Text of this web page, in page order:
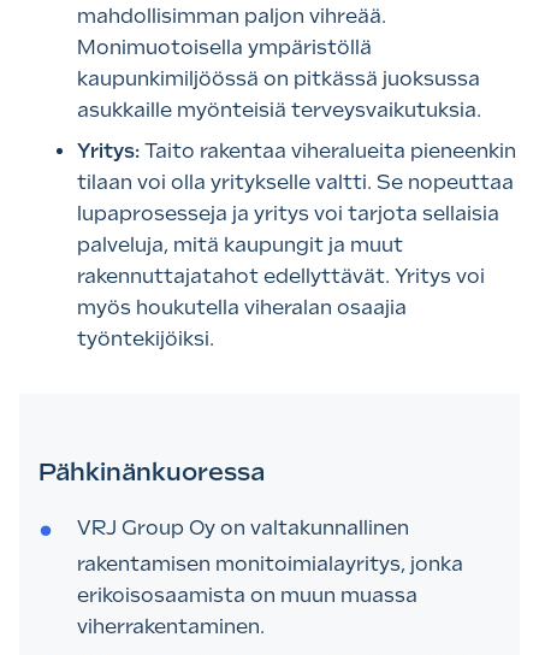
mahdollisimman paljon vihreää.
Monimuotoisella ympäristöllä
kaupunkimiljöössä on pitkässä juoksussa
asukkaille myönteisiä terveysvaikutuksia.
Yritys: Taito rakentaa viheralueita pieneenkin
tilaan voi olla yritykselle valtti. Se nopeuttaa
lupaprosesseja ja yritys voi tarjota sellaisia
palveluja, mitä kaupungit ja muut
rakennuttajatahot edellyttävät. Yritys voi
myös houkutella viheralan osaajia
työntekijöiksi.
Pähkinänkuoressa
VRJ Group Oy on valtakunnallinen
rakentamisen monitoimialayritys, jonka
erikoisosaamista on muun muassa
viherrakentaminen.